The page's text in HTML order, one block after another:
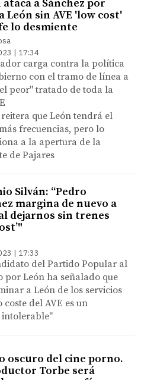
ataca a Sánchez por
León sin AVE 'low cost'
lo desmiente
| 17:34
carga contra la política
con el tramo de línea a
peor" tratado de toda la
que León tendrá el
frecuencias, pero lo
a la apertura de la
de Pajares
Silván: “Pedro
margina de nuevo a
dejarnos sin trenes
| 17:33
del Partido Popular al
por León ha señalado que
a León de los servicios
coste del AVE es un
intolerable"
oscuro del cine porno.
Torbe será